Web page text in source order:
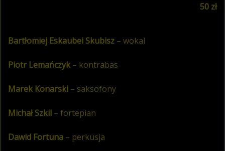
50 zł
Bartłomiej Eskaubei Skubisz – wokal
Piotr Lemańczyk– kontrabas
Marek Konarski – saksofony
Michał Szkil – fortepian
Dawid Fortuna – perkusja